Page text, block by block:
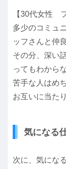
【30代女性
多少のコミュ
ッフさんと仲
その分、深い
ってもわから
苦手な人はめ
お互いに当た
気になる
次に、気にな